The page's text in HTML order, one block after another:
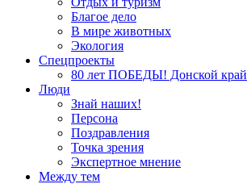
Благое дело
В мире животных
Экология
Спецпроекты
80 лет ПОБЕДЫ! Донской край
Люди
Знай наших!
Персона
Поздравления
Точка зрения
Экспертное мнение
Между тем